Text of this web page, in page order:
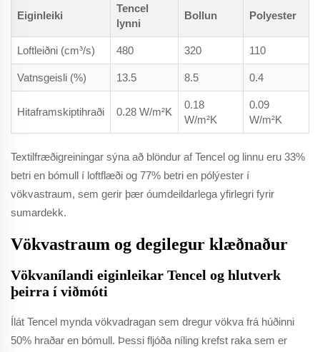
Eiginleiki
Tencel
lynni
Bollun Polyester
Loftleiðni (cm³/s) 480 320 110
Vatnsgeisli (%) 13.5 8.5 0.4
Hitaframskiptihraði 0.28 W/m²K
0.18
W/m²K
0.09
W/m²K
Textilfræðigreiningar sýna að blöndur af Tencel og linnu eru 33%
betri en bómull í loftflæði og 77% betri en pólýester í
vökvastraum, sem gerir þær óumdeildarlega yfirlegri fyrir
sumardekk.
Vökvastraum og degilegur klæðnaður
Vökvanílandi eiginleikar Tencel og hlutverk
þeirra í viðmóti
Ílát Tencel mynda vökvadragan sem dregur vökva frá húðinni
50% hraðar en bómull. Þessi fljóða níling krefst raka sem er